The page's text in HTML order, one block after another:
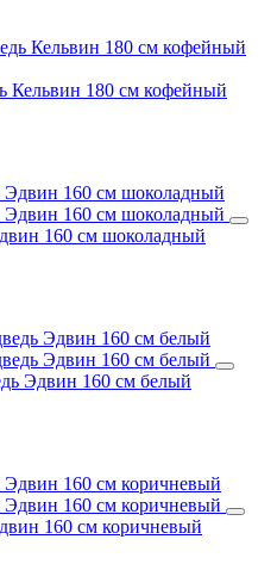
180 см кофейный
160 см шоколадный
Эдвин 160 см белый
160 см коричневый